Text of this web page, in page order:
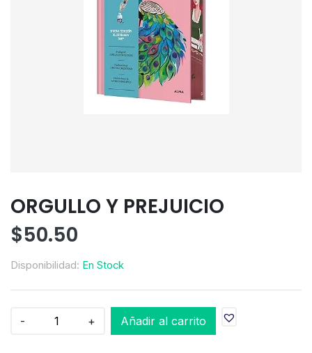
ORGULLO Y PREJUICIO
$50.50
Disponibilidad: En Stock
-
ORGULLO+ Añadir al carrito